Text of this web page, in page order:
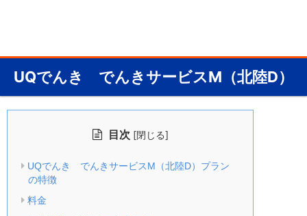
UQでんき でんきサービスM（北陸D）
目次 [閉じる]
UQでんき でんきサービスM（北陸D）プラン
の特徴
料金